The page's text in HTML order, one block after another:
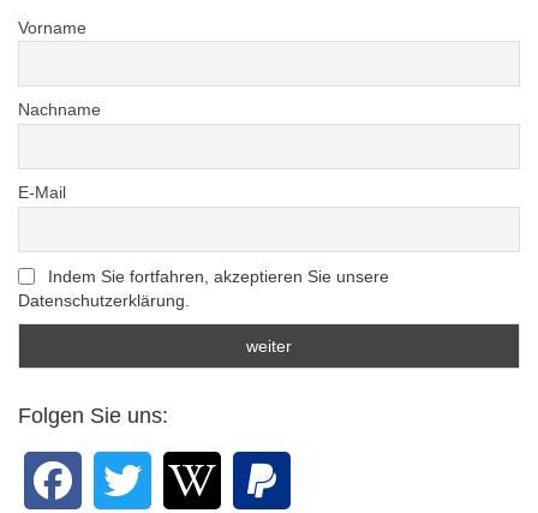
Vorname
Nachname
E-Mail
Indem Sie fortfahren, akzeptieren Sie unsere
Datenschutzerklärung.
Folgen Sie uns: